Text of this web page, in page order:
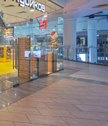
Контакты